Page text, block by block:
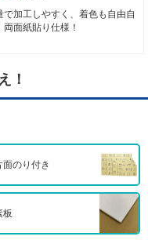
で加工しやすく、着色も自由自
両面紙貼り仕様！
！
面のり付き
板